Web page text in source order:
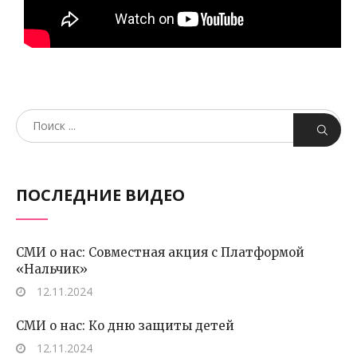
ПОСЛЕДНИЕ ВИДЕО
СМИ о нас: Совместная акция с Платформой
«Нальчик»
12.11.2024
СМИ о нас: Ко дню защиты детей
12.11.2024